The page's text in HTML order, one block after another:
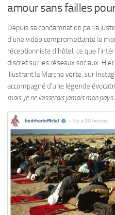
amour sans failles
Depuis sa condamnation par la
d’une vidéo compromettante le
réceptionniste d’hôtel, ce que
discret sur les réseaux sociaux.
illustrant la Marche verte, sur
accompagné d’une légende
mais je ne laisserais jamais mon